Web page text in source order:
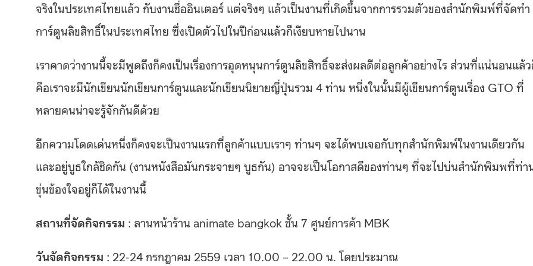
จริงในประเทศไทยแล้ว กับงานชื่ออินเตอร์ แต่จริงๆ แล้วเป็นงานที่เกิดขึ้นจากการรวมตัวของสำนักพิมพ์ที่จัดทำ
การ์ตูนลิขสิทธิ์ในประเทศไทย ซึ่งเปิดตัวไปในปีก่อนแล้วก็เงียบหายไปนาน
เราคาดว่างานนี้จะมีพูดถึงก็คงเป็นเรื่องการอุดหนุนการ์ตูนลิขสิทธิ์จะส่งผลดีต่อลูกค้าอย่างไร ส่วนที่แน่นอนแล้
คือเราจะมีนักเขียนนักเขียนการ์ตูนและนักเขียนนิยายญี่ปุ่นรวม 4 ท่าน หนึ่งในนั้นมีผู้เขียนการ์ตูนเรื่อง GTO ที่
หลายคนน่าจะรู้จักกันดีด้วย
อีกความโดดเด่นหนึ่งก็คงจะเป็นงานแรกที่ลูกค้าแบบเราๆ ท่านๆ จะได้พบเจอกับทุกสำนักพิมพ์ในงานเดียวกัน
และอยู่บูธใกล้ชิดกัน (งานหนังสือมันกระจายๆ บูธกัน) อาจจะเป็นโอกาสดีของท่านๆ ที่จะไปบ่นสำนักพิมพที่ท่า
ขุ่นข้องใจอยู่ก็ได้ในงานนี้
สถานที่จัดกิจกรรม : ลานหน้าร้าน animate bangkok ชั้น 7 ศูนย์การค้า MBK
วันจัดกิจกรรม : 22-24 กรกฎาคม 2559 เวลา 10.00 – 22.00 น. โดยประมาณ